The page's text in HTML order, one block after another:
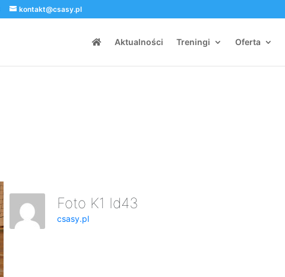
kontakt@csasy.pl
Aktualności Treningi Oferta
Foto K1 Id43
csasy.pl